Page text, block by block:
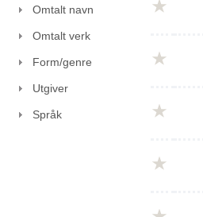
Omtalt navn
Omtalt verk
Form/genre
Utgiver
Språk